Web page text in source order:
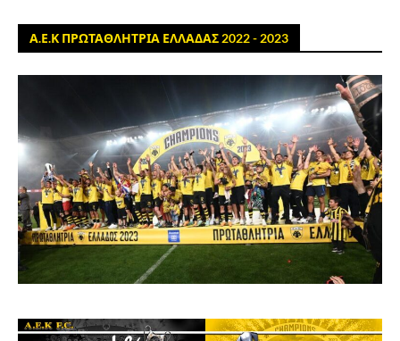
Α.Ε.Κ ΠΡΩΤΑΘΛΗΤΡΙΑ ΕΛΛΑΔΑΣ 2022 - 2023